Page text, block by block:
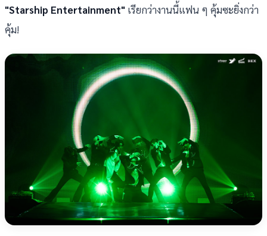
"Starship Entertainment" เรียกว่างานนี้แฟน ๆ คุ้มซะยิ่งกว่า
คุ้ม!